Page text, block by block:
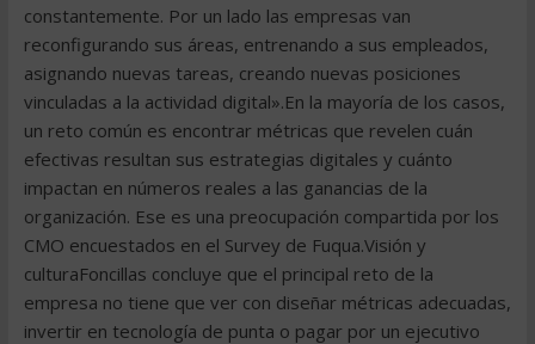
constantemente. Por un lado las empresas van
reconfigurando sus áreas, entrenando a sus empleados,
asignando nuevas tareas, creando nuevas posiciones
vinculadas a la actividad digital».En la mayoría de los casos,
un reto común es encontrar métricas que revelen cuán
efectivas resultan sus estrategias digitales y cuánto
impactan en números reales a las ganancias de la
organización. Ese es una preocupación compartida por los
CMO encuestados en el Survey de Fuqua.Visión y
culturaFoncillas concluye que el principal reto de la
empresa no tiene que ver con diseñar métricas adecuadas,
invertir en tecnología de punta o pagar por un ejecutivo